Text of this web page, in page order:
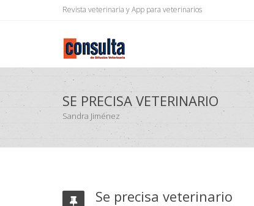
Revista veterinaria y App para veterinarios
SE PRECISA VETERINARIO
Sandra Jiménez
Se precisa veterinario